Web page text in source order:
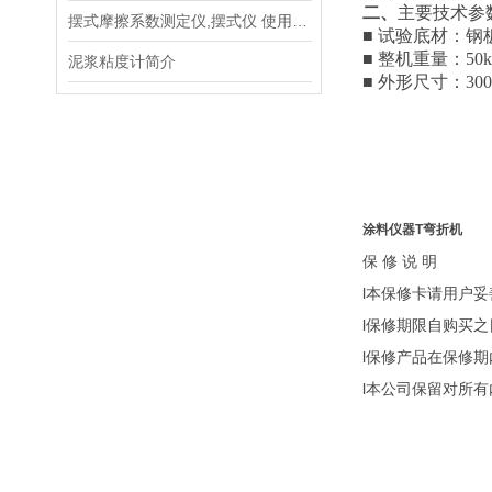
泥浆粘度计简介
二、 主要技术参
■ 试验底材：钢
■ 整机重量：
■ 外形尺寸：
涂料仪器T弯折机
保 修 说 明
l本保修卡请用户
l保修期限自购买
l保修产品在保修
l本公司保留对所